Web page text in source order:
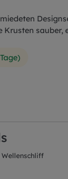
sauber,